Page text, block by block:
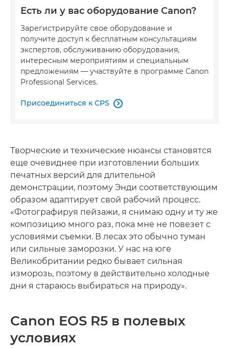
Есть ли у вас оборудование Canon?
Зарегистрируйте свое оборудование и
получите доступ к бесплатным консультациям
экспертов, обслуживанию оборудования,
интересным мероприятиям и специальным
предложениям — участвуйте в программе Canon
Professional Services.
Присоединиться к CPS 
Творческие и технические нюансы становятся
еще очевиднее при изготовлении больших
печатных версий для длительной
демонстрации, поэтому Энди соответствующим
образом адаптирует свой рабочий процесс.
«Фотографируя пейзажи, я снимаю одну и ту же
композицию много раз, пока мне не повезет с
условиями съемки. В лесах это обычно туман
или сильные заморозки. У нас на юге
Великобритании редко бывает сильная
изморозь, поэтому в действительно холодные
дни я стараюсь выбираться на природу».
Canon EOS R5 в полевых
условиях